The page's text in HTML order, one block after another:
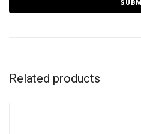
Related products